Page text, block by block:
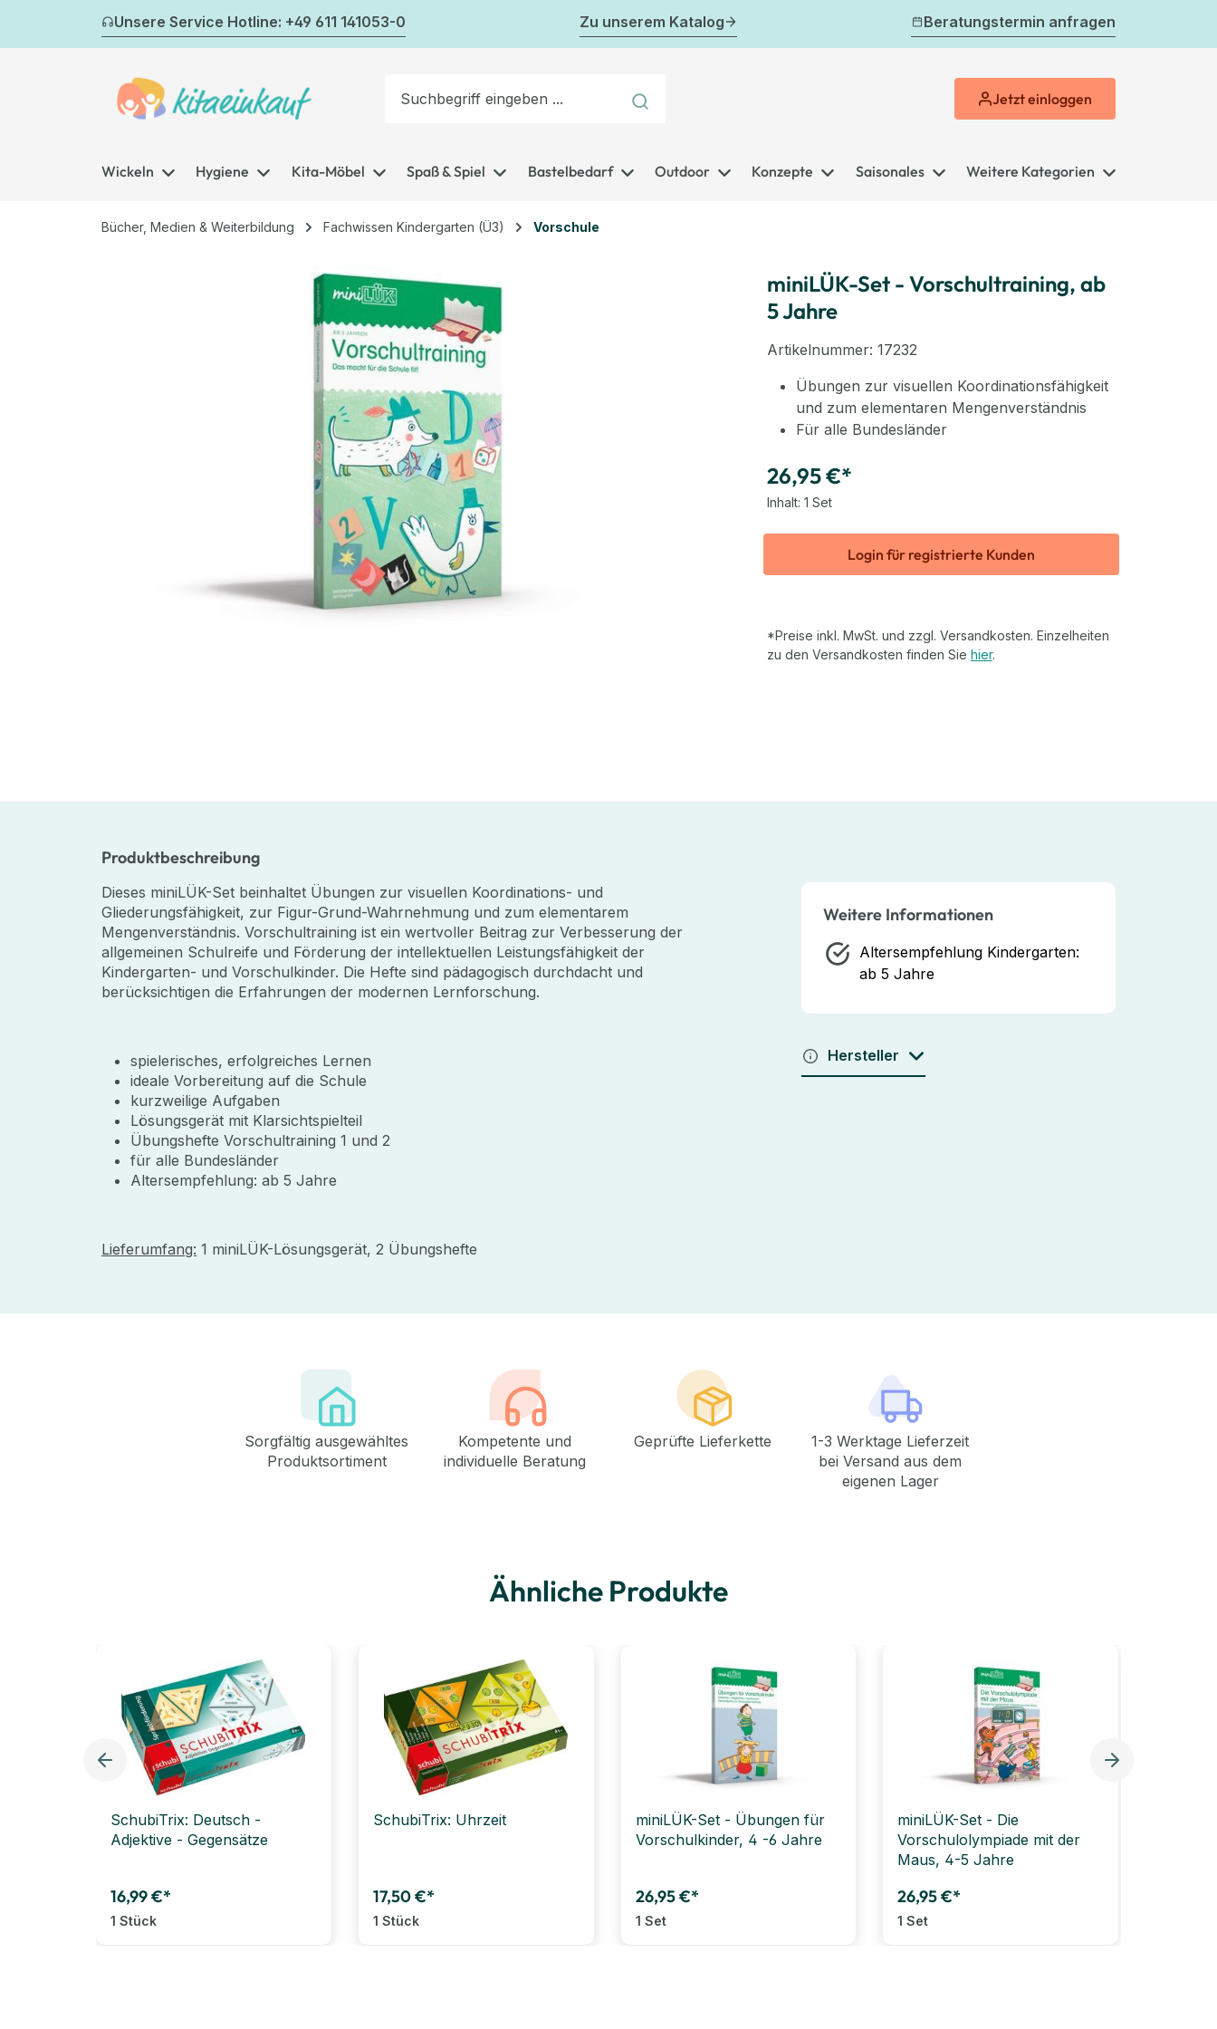
Hauptinhalt springen
Zur Suche springen
Zur Hauptnavigation springen
Unsere Service Hotline: +49 611 141053-0 Zu unserem Katalog Beratungstermin anfragen
Jetzteinloggen
Wickeln Hygiene Kita-Möbel Spaß & Spiel Bastelbedarf Outdoor Konzepte Saisonales Weitere Kategorien
Bücher, Medien & Weiterbildung Fachwissen Kindergarten (Ü3) Vorschule
miniLÜK-Set - Vorschultraining, ab
5 Jahre
Artikelnummer: 17232
Übungen zur visuellen Koordinationsfähigkeit
und zum elementaren Mengenverständnis
Für alle Bundesländer
26,95 €*
Inhalt: 1 Set
Login für registrierte Kunden
*Preise inkl. MwSt. und zzgl. Versandkosten. Einzelheiten
zu den Versandkosten finden Sie hier.
Produktbeschreibung
Dieses miniLÜK-Set beinhaltet Übungen zur visuellen Koordinations- und
Gliederungsfähigkeit, zur Figur-Grund-Wahrnehmung und zum elementarem
Mengenverständnis. Vorschultraining ist ein wertvoller Beitrag zur Verbesserung der
allgemeinen Schulreife und Förderung der intellektuellen Leistungsfähigkeit der
Kindergarten- und Vorschulkinder. Die Hefte sind pädagogisch durchdacht und
berücksichtigen die Erfahrungen der modernen Lernforschung.
spielerisches, erfolgreiches Lernen
ideale Vorbereitung auf die Schule
kurzweilige Aufgaben
Lösungsgerät mit Klarsichtspielteil
Übungshefte Vorschultraining 1 und 2
für alle Bundesländer
Altersempfehlung: ab 5 Jahre
Lieferumfang: 1 miniLÜK-Lösungsgerät, 2 Übungshefte
Weitere Informationen
Altersempfehlung Kindergarten:
ab 5 Jahre
Hersteller
Sorgfältig ausgewähltes
Produktsortiment
Kompetente und
individuelle Beratung
Geprüfte Lieferkette
1-3 Werktage Lieferzeit
bei Versand aus dem
eigenen Lager
Ähnliche Produkte
SchubiTrix: Deutsch -
Adjektive - Gegensätze
16,99 €*
1 Stück
SchubiTrix: Uhrzeit
17,50 €*
1 Stück
miniLÜK-Set - Übungen für
Vorschulkinder, 4 -6 Jahre
26,95 €*
1 Set
miniLÜK-Set - Die
Vorschulolympiade mit der
Maus, 4-5 Jahre
26,95 €*
1 Set